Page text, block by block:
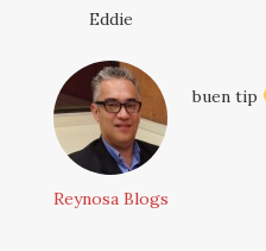
Eddie
Reynosa Blogs
buen tip